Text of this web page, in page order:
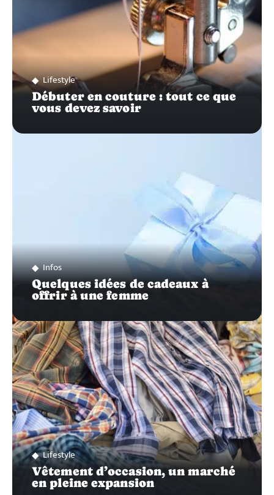
Lifestyle
Débuter en couture : tout ce que
vous devez savoir
Infos
Quelques idées de cadeaux à
offrir à une femme
Lifestyle
Vêtement d’occasion, un marché
en pleine expansion